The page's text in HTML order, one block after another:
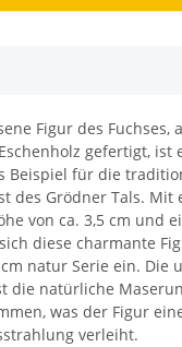
Figur des Fuchses,
gefertigt, ist
Beispiel für die
des Grödner Tals. Mit
von ca. 3,5 cm und
diese charmante
natur Serie ein. Die
die natürliche
was der Figur
verleiht.